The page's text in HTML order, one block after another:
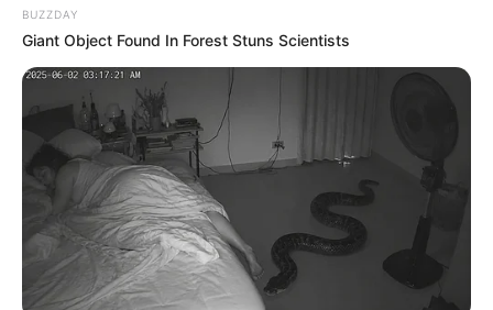
Un si grand soleil
vendredi à 20h45 sur l’antenne de France 3.
BUZZDAY
Giant Object Found In Forest Stuns Scientists